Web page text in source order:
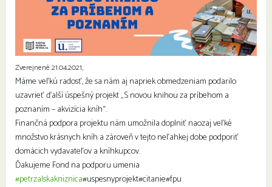
Zverejnené 21.04.2021,
Máme veľkú radosť, že sa nám aj napriek obmedzeniam podarilo
uzavrieť ďalší úspešný projekt „S novou knihou za príbehom a
poznaním – akvizícia kníh“.
Finančná podpora projektu nám umožnila doplniť naozaj veľké
množstvo krásnych kníh a zároveň v tejto neľahkej dobe podporiť
domácich vydavateľov a kníhkupcov.
Ďakujeme Fond na podporu umenia
#petrzalskakniznica#uspesnyprojekt#citanie#fpu